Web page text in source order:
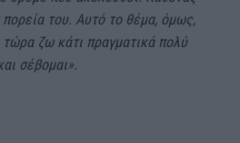
του. Αυτό το θέμα, όμως,
ζω κάτι πραγματικά πολύ
σέβομαι».